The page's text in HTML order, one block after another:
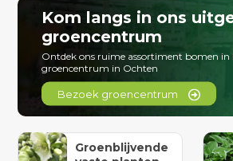
Kom langs in ons
groencentrum
Ontdek ons ruime assortiment bomen
groencentrum in Ochten
Bezoek groencentrum
Groenblijvende